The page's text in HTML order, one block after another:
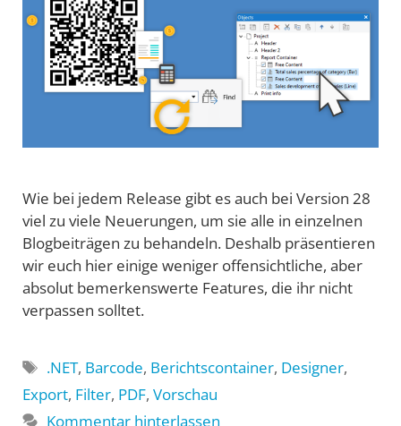
Wie bei jedem Release gibt es auch bei Version 28
viel zu viele Neuerungen, um sie alle in einzelnen
Blogbeiträgen zu behandeln. Deshalb präsentieren
wir euch hier einige weniger offensichtliche, aber
absolut bemerkenswerte Features, die ihr nicht
verpassen solltet.
Schlagwörter
.NET, Barcode, Berichtscontainer, Designer,
Export, Filter, PDF, Vorschau
Kommentar hinterlassen